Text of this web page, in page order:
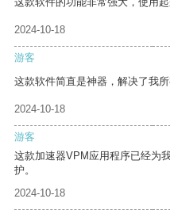
2024-10-18
游客
这款软件简直是神器，解决了我所
2024-10-18
游客
这款加速器VPM应用程序已经为
护。
2024-10-18